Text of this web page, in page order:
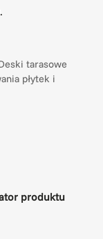
tarasowe
płytek i
produktu